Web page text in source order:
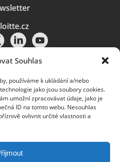
Souhlas
používáme k ukládání a/nebo
jako jsou soubory cookies.
umožní zpracovávat údaje, jako je
ID na tomto webu. Nesouhlas
ovlivnit určité vlastnosti a
údajů|Soubory cookies |
používání.
globální sítě členských
Deloitte“). Společnost DTTL
a každá z jejích členských
je samostatným a nezávislým